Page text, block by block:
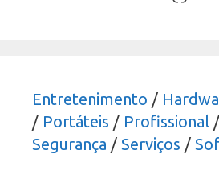
Entretenimento /
/ Portáteis / Profissional /
Segurança / Serviços /